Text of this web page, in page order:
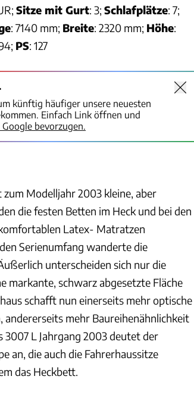
Sitze mit Gurt: 3; Schlafplätze: 7;
: 7140 mm; Breite: 2320 mm; Höhe:
PS: 127
künftig häufiger unsere neuesten
Einfach Link öffnen und
bevorzugen.
Modelljahr 2003 kleine, aber
die festen Betten im Heck und bei den
Latex- Matratzen
Serienumfang wanderte die
unterscheiden sich nur die
markante, schwarz abgesetzte Fläche
schafft nun einerseits mehr optische
andererseits mehr Baureihenähnlichkeit
L Jahrgang 2003 deutet der
an, die auch die Fahrerhaussitze
das Heckbett.